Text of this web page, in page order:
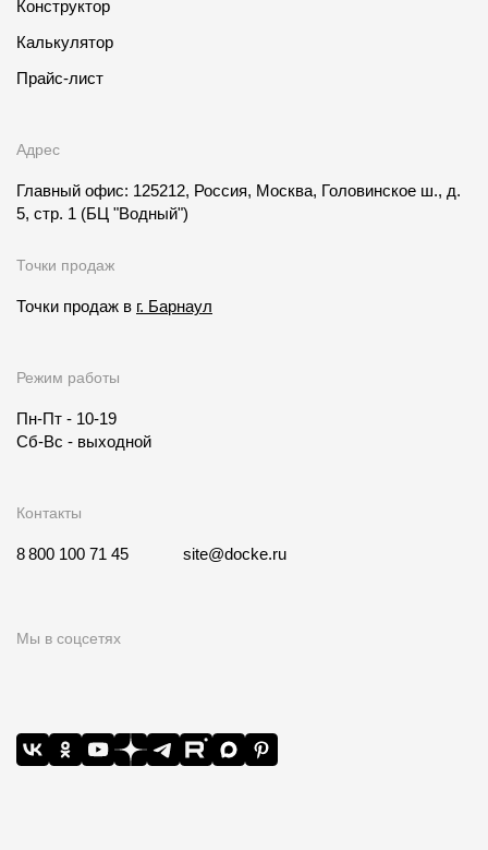
Конструктор
Калькулятор
Прайс-лист
Адрес
Главный офис: 125212, Россия, Москва, Головинское ш., д.
5, стр. 1 (БЦ "Водный")
Точки продаж
Точки продаж в г. Барнаул
Режим работы
Пн-Пт - 10-19
Сб-Вс - выходной
Контакты
8 800 100 71 45 site@docke.ru
Мы в соцсетях